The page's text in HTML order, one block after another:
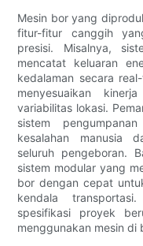
Mesin bor yang
fitur-fitur canggih
presisi. Misalnya,
mencatat keluaran
kedalaman secara
menyesuaikan
variabilitas lokasi.
sistem
kesalahan manusia
seluruh pengeboran.
sistem modular yang
bor dengan cepat
kendala
spesifikasi proyek
menggunakan mesin di